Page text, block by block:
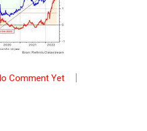
Comment Yet